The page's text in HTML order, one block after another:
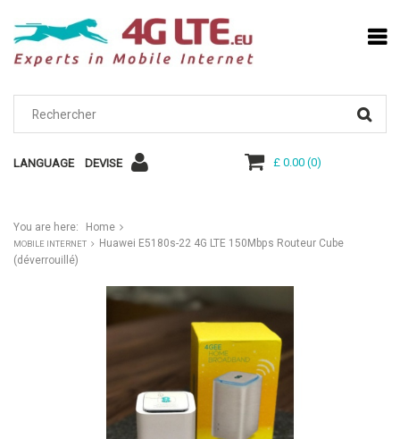
LANGUAGE DEVISE £ 0.00(0)
You are here: Home
MOBILE INTERNET
Huawei E5180s-22 4G LTE 150Mbps Routeur Cube
(déverrouillé)